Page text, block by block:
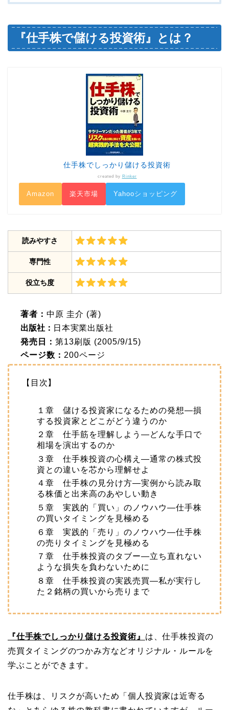
『仕手株で儲ける投資術』とは？
仕手株でしっかり儲ける投資術
created by Rinker
Amazon 楽天市場 Yahooショッピング
読みやすさ
専門性
役立ち度
著者： 中原 圭介 (著)
出版社： 日本実業出版社
発売日： 第13刷版 (2005/9/15)
ページ数： 200ページ
【目次】
１章 儲ける投資家になるための発想―損
する投資家とどこがどう違うのか
２章 仕手筋を理解しよう―どんな手口で
相場を演出するのか
３章 仕手株投資の心構え―通常の株式投
資との違いを芯から理解せよ
４章 仕手株の見分け方―実例から読み取
る株価と出来高のあやしい動き
５章 実践的「買い」のノウハウ―仕手株
の買いタイミングを見極める
６章 実践的「売り」のノウハウ―仕手株
の売りタイミングを見極める
７章 仕手株投資のタブー―立ち直れない
ような損失を負わないために
８章 仕手株投資の実践売買―私が実行し
た２銘柄の買いから売りまで
『仕手株でしっかり儲ける投資術』 は、仕手株投資の
売買タイミングのつかみ方などオリジナル・ルールを
学ぶことができます。
仕手株は、リスクが高いため「個人投資家は近寄る